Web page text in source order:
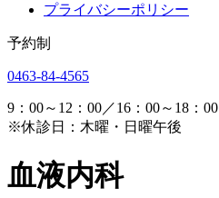
プライバシーポリシー
予約制
0463-84-4565
9：00～12：00／16：00～18：00
※休診日：木曜・日曜午後
血液内科